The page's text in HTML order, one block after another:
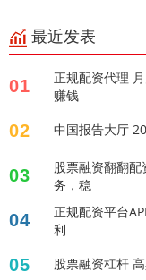
最近发表
01
正规配资代理
赚钱
02 中国报告大厅
03
股票融资翻翻
务，稳
04
正规配资平台
利
05 股票融资杠杆